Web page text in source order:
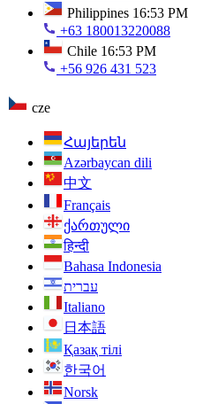
Philippines 16:53 PM
+63 180013220088
Chile 16:53 PM
+56 926 431 523
cze
Հայերեն
Azərbaycan dili
中文
Français
ქართული
हिन्दी
Bahasa Indonesia
עברית
Italiano
日本語
Қазақ тілі
한국어
Norsk